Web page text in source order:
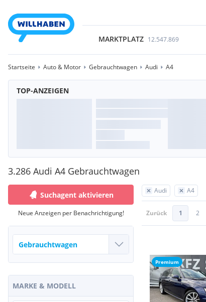
MARKTPLATZ 12.547.869
Startseite Auto & Motor Gebrauchtwagen Audi A4
TOP-ANZEIGEN
3.286 Audi A4 Gebrauchtwagen
Audi A4
Zurück 1 2
Premium
Suchagent aktivieren
Neue Anzeigen per Benachrichtigung!
MARKE & MODELL